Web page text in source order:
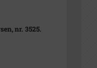
nr. 3525.